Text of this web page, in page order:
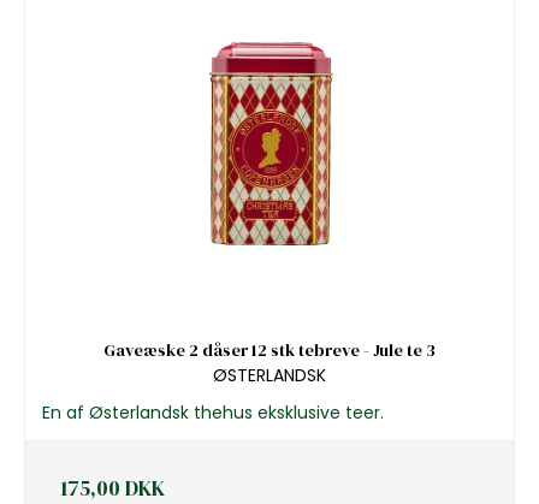
Gaveæske 2 dåser 12 stk tebreve - Jule te 3
ØSTERLANDSK
En af Østerlandsk thehus eksklusive teer.
175,00 DKK